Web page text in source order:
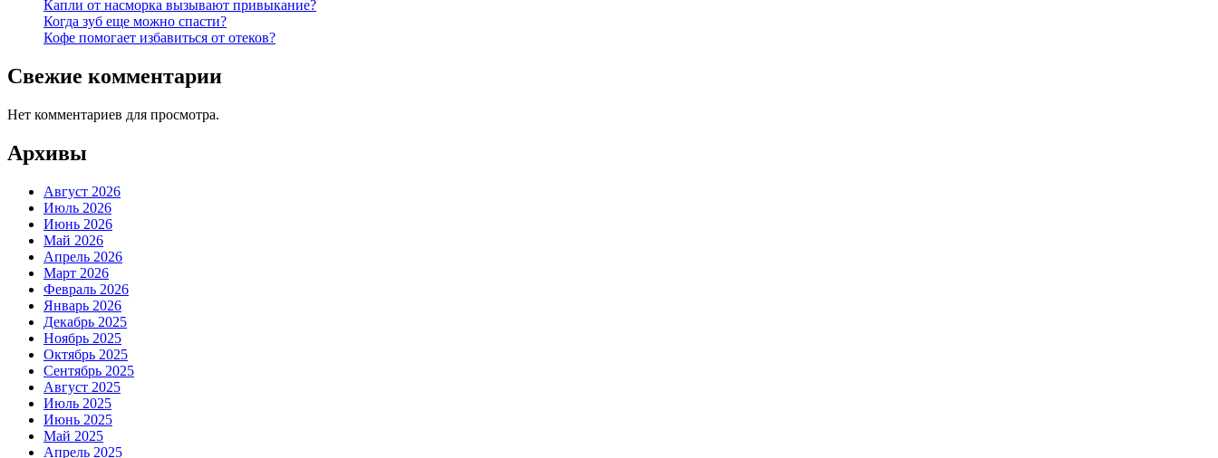
Капли от насморка вызывают привыкание?
Когда зуб еще можно спасти?
Кофе помогает избавиться от отеков?
Свежие комментарии
Нет комментариев для просмотра.
Архивы
Август 2026
Июль 2026
Июнь 2026
Май 2026
Апрель 2026
Март 2026
Февраль 2026
Январь 2026
Декабрь 2025
Ноябрь 2025
Октябрь 2025
Сентябрь 2025
Август 2025
Июль 2025
Июнь 2025
Май 2025
Апрель 2025